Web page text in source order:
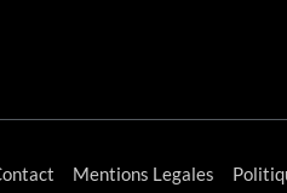
Mentions Legales